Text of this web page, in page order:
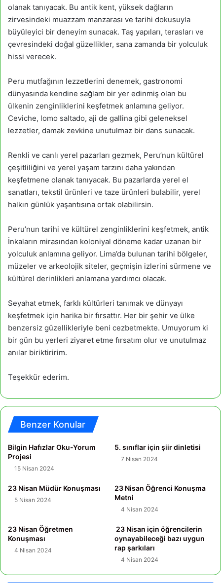
olanak tanıyacak. Bu antik kent, yüksek dağların
zirvesindeki muazzam manzarası ve tarihi dokusuyla
büyüleyici bir deneyim sunacak. Taş yapıları, terasları ve
çevresindeki doğal güzellikler, sana zamanda bir yolculuk
hissi verecek.
Peru mutfağının lezzetlerini denemek, gastronomi
dünyasında kendine sağlam bir yer edinmiş olan bu
ülkenin zenginliklerini keşfetmek anlamına geliyor.
Ceviche, lomo saltado, aji de gallina gibi geleneksel
lezzetler, damak zevkine unutulmaz bir dans sunacak.
Renkli ve canlı yerel pazarları gezmek, Peru’nun kültürel
çeşitliliğini ve yerel yaşam tarzını daha yakından
keşfetmene olanak tanıyacak. Bu pazarlarda yerel el
sanatları, tekstil ürünleri ve taze ürünleri bulabilir, yerel
halkın günlük yaşantısına ortak olabilirsin.
Peru’nun tarihi ve kültürel zenginliklerini keşfetmek, antik
İnkaların mirasından koloniyal döneme kadar uzanan bir
yolculuk anlamına geliyor. Lima’da bulunan tarihi bölgeler,
müzeler ve arkeolojik siteler, geçmişin izlerini sürmene ve
kültürel derinlikleri anlamana yardımcı olacak.
Seyahat etmek, farklı kültürleri tanımak ve dünyayı
keşfetmek için harika bir fırsattır. Her bir şehir ve ülke
benzersiz güzellikleriyle beni cezbetmekte. Umuyorum ki
bir gün bu yerleri ziyaret etme fırsatım olur ve unutulmaz
anılar biriktiririm.
Teşekkür ederim.
Benzer Konular
Bilgin Hafızlar Oku-Yorum
Projesi
15 Nisan 2024
5. sınıflar için şiir dinletisi
7 Nisan 2024
23 Nisan Müdür Konuşması
5 Nisan 2024
23 Nisan Öğrenci Konuşma
Metni
4 Nisan 2024
23 Nisan Öğretmen
Konuşması
4 Nisan 2024
23 Nisan için öğrencilerin
oynayabileceği bazı uygun
rap şarkıları
4 Nisan 2024